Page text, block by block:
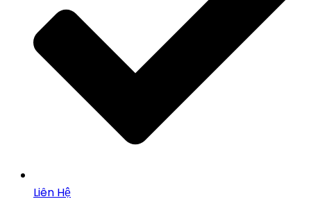
Liên Hệ